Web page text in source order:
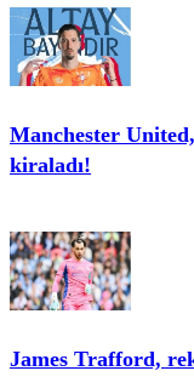
Manchester
kiraladı!
James Trafford,